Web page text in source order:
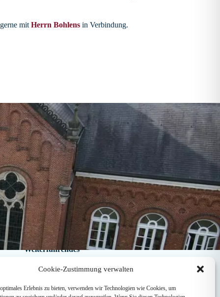
Cookie-Zustimmung verwalten
Erlebnis zu bieten, verwenden wir Technologien wie Cookies, um
mit Herrn Bohlens in Verbindung.
Weiterführendes
Förderverein